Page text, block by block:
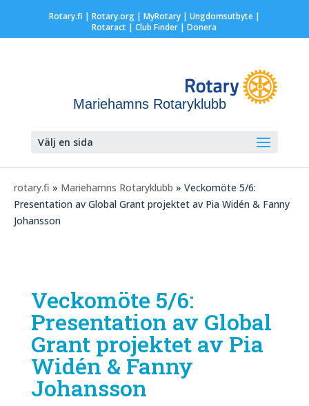
Rotary.fi | Rotary.org| MyRotary | Ungdomsutbyte|
Rotaract | Club Finder | Donera
Mariehamns Rotaryklubb
Välj en sida
rotary.fi » Mariehamns Rotaryklubb » Veckomöte 5/6:
Presentation av Global Grant projektet av Pia Widén & Fanny
Johansson
Veckomöte 5/6:
Presentation av Global
Grant projektet av Pia
Widén & Fanny
Johansson